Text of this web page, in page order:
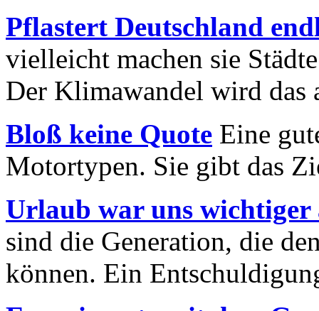
Pflastert Deutschland
vielleicht machen sie
Der Klimawandel wird das
Bloß keine Quote Eine
Motortypen. Sie gibt das
Urlaub war uns
sind die Generation, die
können. Ein